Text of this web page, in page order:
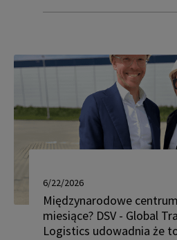
6/22/2026
Międzynarodowe
miesiące? DSV - Global
Logistics udowadnia że